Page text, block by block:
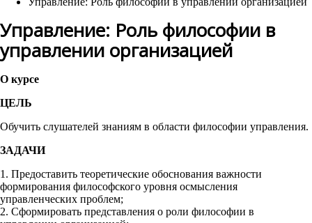
Управление: Роль философии в
управлении организацией
О курсе
ЦЕЛЬ
Обучить слушателей знаниям в области философии управления.
ЗАДАЧИ
1. Предоставить теоретические обоснования важности
формирования философского уровня осмысления
управленческих проблем;
2. Сформировать представления о роли философии в